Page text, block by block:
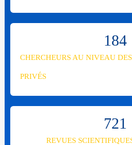
CHERCHEURS AU NIVEAU
PRIVÉS
184
REVUES
721